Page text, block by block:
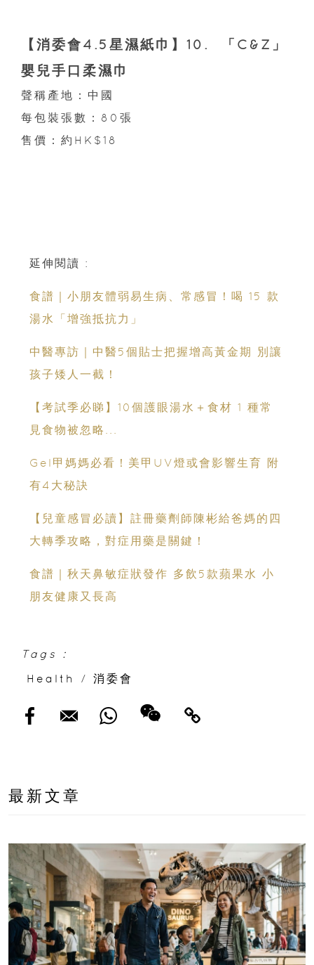
【消委會4.5星濕紙巾】10. 「C&Z」
嬰兒手口柔濕巾
聲稱產地：中國
每包裝張數：80張
售價：約HK$18
延伸閱讀 :
食譜｜小朋友體弱易生病、常感冒！喝 15 款
湯水「增強抵抗力」
中醫專訪｜中醫5個貼士把握增高黃金期 別讓
孩子矮人一截！
【考試季必睇】10個護眼湯水＋食材 1 種常
見食物被忽略...
Gel甲媽媽必看！美甲UV燈或會影響生育 附
有4大秘訣
【兒童感冒必讀】註冊藥劑師陳彬給爸媽的四
大轉季攻略，對症用藥是關鍵！
食譜｜秋天鼻敏症狀發作 多飲5款蘋果水 小
朋友健康又長高
Tags :
Health
/ 消委會
最新文章